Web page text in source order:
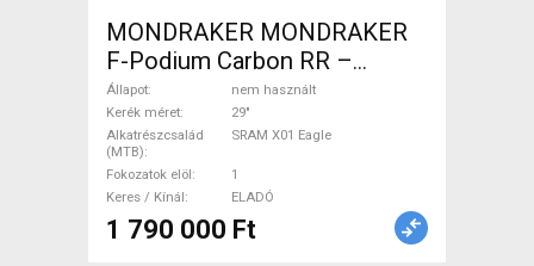
MONDRAKER MONDRAKER
F-Podium Carbon RR –
XTR/X01 EAGLE (L) Mountain
Bike 29" össztelós / fully
SRAM X01 Eagle nem
használt ELADÓ
Állapot
nem használt
Kerék méret
29"
Alkatrészcsalád
(MTB)
SRAM X01 Eagle
Fokozatok elöl
1
Keres / Kínál
ELADÓ
1 790 000 Ft